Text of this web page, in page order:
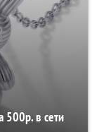
500р. в сети